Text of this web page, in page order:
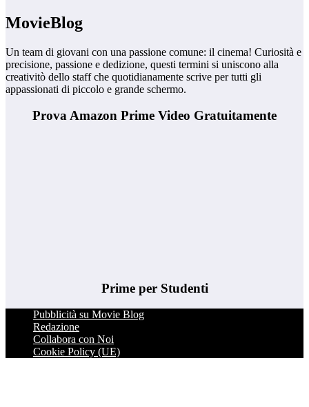
MovieBlog
Un team di giovani con una passione comune: il cinema! Curiosità e
precisione, passione e dedizione, questi termini si uniscono alla
creativitò dello staff che quotidianamente scrive per tutti gli
appassionati di piccolo e grande schermo.
Prova Amazon Prime Video Gratuitamente
Prime per Studenti
Pubblicità su Movie Blog
Redazione
Collabora con Noi
Cookie Policy (UE)